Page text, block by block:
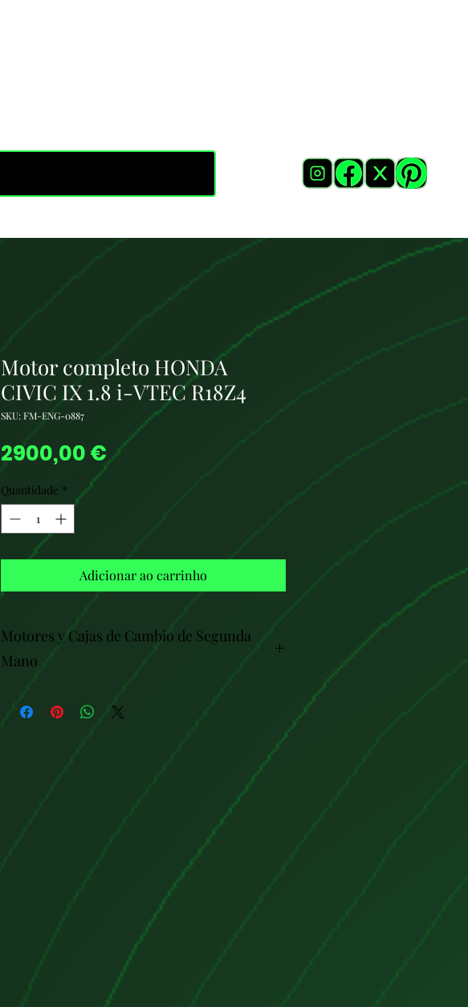
Motor completo HONDA
CIVIC IX 1.8 i-VTEC R18Z4
SKU: FM-ENG-0887
2900,00 €Preço
Quantidade *
Adicionar ao carrinho
Motores y Cajas de Cambio de Segunda
Mano
Bienvenido a flexi-motores.com, su destino confiable
para encontrar motores y cajas de cambio de coches
Nuestra plataforma en línea ofrece una amplia
selección de repuestos para automóviles procedentes
de fuentes confiables, lo que le permite restaurar o
Entendemos la importancia crucial de contar con
repuestos de automóviles confiables para garantizar
el buen funcionamiento de su vehículo. Es por eso que
nos comprometemos a proporcionar solo productos
de calidad, minuciosamente inspeccionados para
garantizar su rendimiento y durabilidad. En flexi-
motores.com, encontrará una gama completa de
motores y cajas de cambio para diferentes modelos y
marcas de coches, ofreciendo una solución adaptada
a sus necesidades específicas.
Cada artículo ofrecido en nuestro sitio viene
acompañado de una descripción detallada que incluye